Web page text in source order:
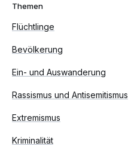
Themen
Flüchtlinge
Bevölkerung
Ein- und Auswanderung
Rassismus und Antisemitismus
Extremismus
Kriminalität